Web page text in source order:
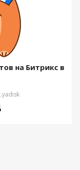
на Битрикс в